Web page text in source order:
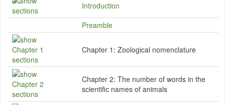
Introduction
Preamble
Chapter 1: Zoological nomenclature
Chapter 2: The number of words in the
scientific names of animals